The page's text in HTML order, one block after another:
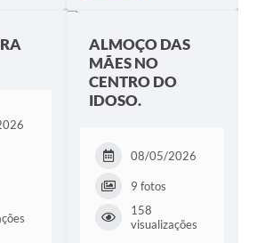
ALMOÇO DAS
MÃES NO
CENTRO DO
IDOSO.
08/05/2026
9 fotos
158
visualizações